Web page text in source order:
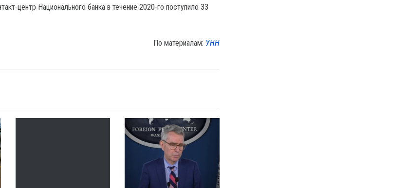
центр Национального банка в течение 2020-го поступило 33
По материалам: УНН